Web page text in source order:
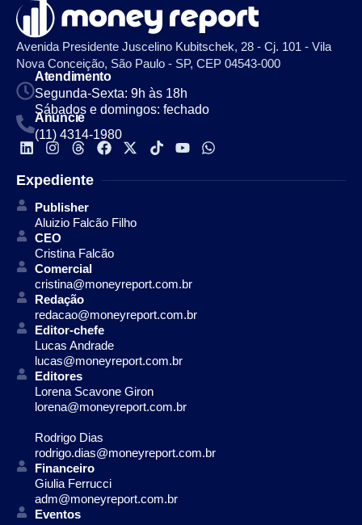
Avenida Presidente Juscelino Kubitschek, 28 - Cj. 101 - Vila
Nova Conceição, São Paulo - SP, CEP 04543-000
Atendimento
Segunda-Sexta: 9h às 18h
Sábados e domingos: fechado
Anuncie
(11) 4314-1980
Expediente
Publisher
Aluizio Falcão Filho
CEO
Cristina Falcão
Comercial
cristina@moneyreport.com.br
Redação
redacao@moneyreport.com.br
Editor-chefe
Lucas Andrade
lucas@moneyreport.com.br
Editores
Lorena Scavone Giron
lorena@moneyreport.com.br
Rodrigo Dias
rodrigo.dias@moneyreport.com.br
Financeiro
Giulia Ferrucci
adm@moneyreport.com.br
Eventos